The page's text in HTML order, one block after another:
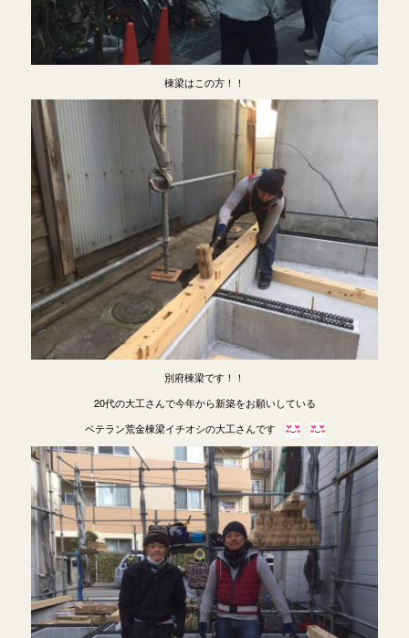
棟梁はこの方！！
別府棟梁です！！
20代の大工さんで今年から新築をお願いしている
ベテラン荒金棟梁イチオシの大工さんです